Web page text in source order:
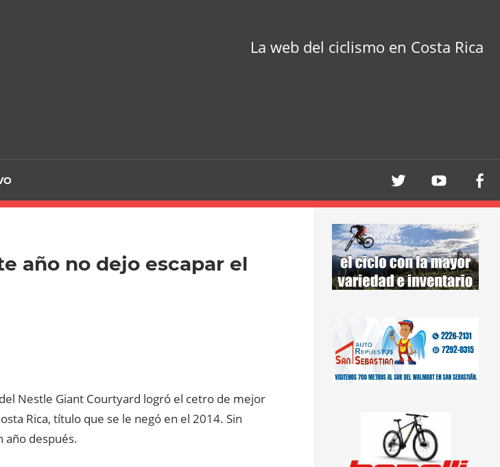
La web del ciclismo en Costa Rica
año no dejo escapar el
Nestle Giant Courtyard logró el cetro de mejor
Rica, título que se le negó en el 2014. Sin
año después.